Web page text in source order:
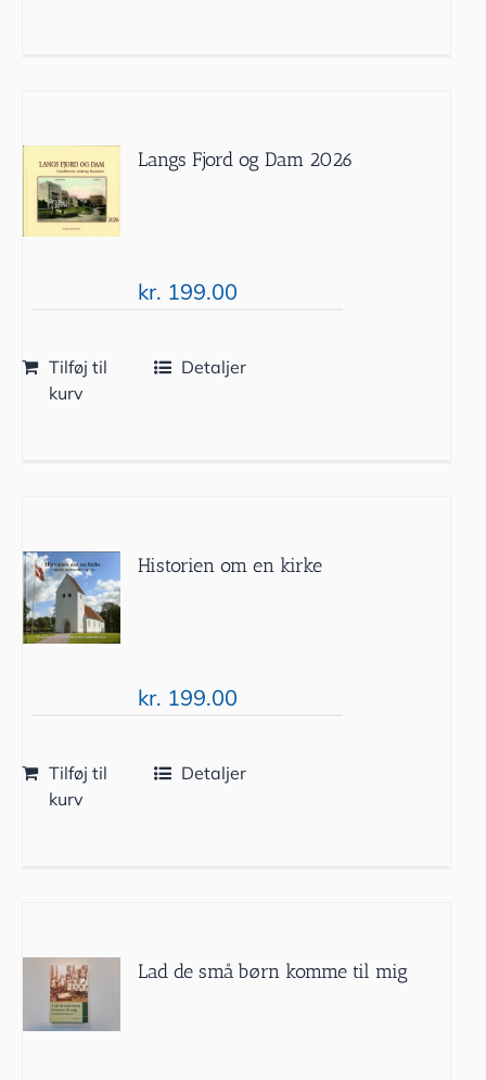
Langs Fjord og Dam 2026
kr. 199.00
Tilføj til
kurv
Detaljer
Historien om en kirke
kr. 199.00
Tilføj til
kurv
Detaljer
Lad de små børn komme til mig